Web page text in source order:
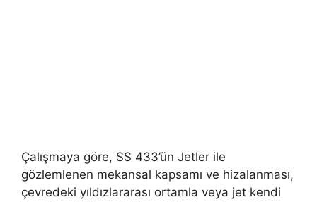
Çalışmaya göre, SS 433’ün Jetler ile
gözlemlenen mekansal kapsamı ve hizalanması,
çevredeki yıldızlararası ortamla veya jet kendi